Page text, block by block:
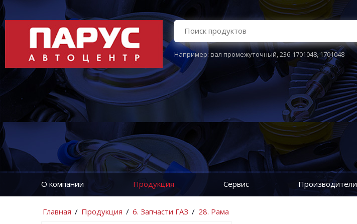
Например:вал промежуточный,236-1701048,1701048
О компании Продукция Сервис Производители
Главная / Продукция / 6. Запчасти ГАЗ / 28. Рама